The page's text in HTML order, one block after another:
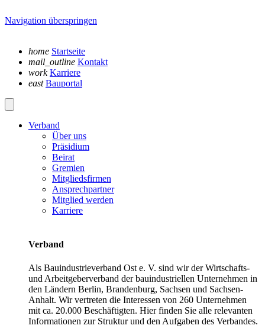
Navigation überspringen
home Startseite
mail_outline Kontakt
work Karriere
east Bauportal
Verband
Über uns
Präsidium
Beirat
Gremien
Mitgliedsfirmen
Ansprechpartner
Mitglied werden
Karriere
Verband
Als Bauindustrieverband Ost e. V. sind wir der Wirtschafts-
und Arbeitgeberverband der bauindustriellen Unternehmen in
den Ländern Berlin, Brandenburg, Sachsen und Sachsen-
Anhalt. Wir vertreten die Interessen von 260 Unternehmen
mit ca. 20.000 Beschäftigten. Hier finden Sie alle relevanten
Informationen zur Struktur und den Aufgaben des Verbandes.